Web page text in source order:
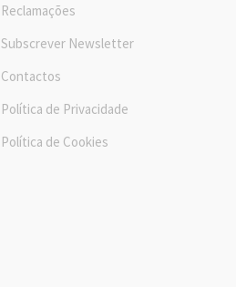
Reclamações
Subscrever Newsletter
Contactos
Política de Privacidade
Política de Cookies